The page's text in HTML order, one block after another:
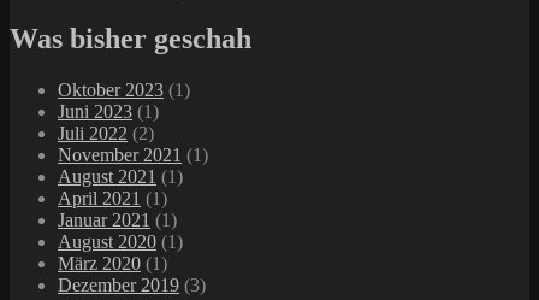
Was bisher geschah
Oktober 2023 (1)
Juni 2023 (1)
Juli 2022 (2)
November 2021 (1)
August 2021 (1)
April 2021 (1)
Januar 2021 (1)
August 2020 (1)
März 2020 (1)
Dezember 2019 (3)